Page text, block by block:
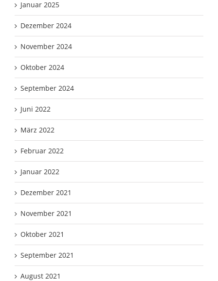
Januar 2025
Dezember 2024
November 2024
Oktober 2024
September 2024
Juni 2022
März 2022
Februar 2022
Januar 2022
Dezember 2021
November 2021
Oktober 2021
September 2021
August 2021